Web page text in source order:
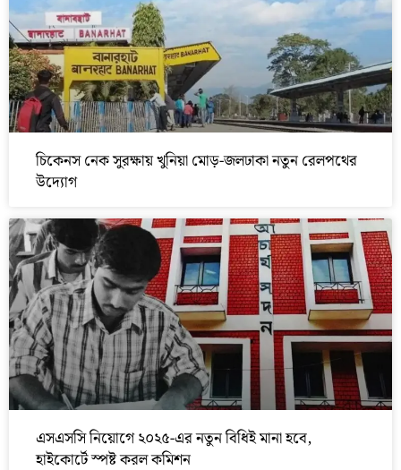
চিকেনস নেক সুরক্ষায় খুনিয়া মোড়-জলঢাকা নতুন রেলপথের
উদ্যোগ
এসএসসি নিয়োগে ২০২৫-এর নতুন বিধিই মানা হবে,
হাইকোর্টে স্পষ্ট করল কমিশন